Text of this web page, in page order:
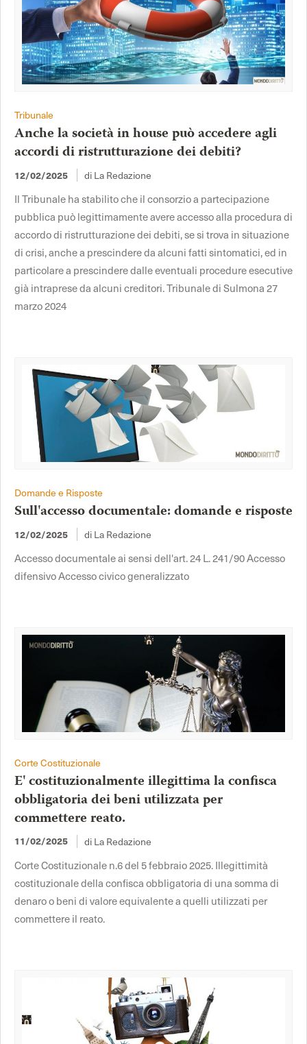
Tribunale
Anche la società in house può accedere agli
accordi di ristrutturazione dei debiti?
12/02/2025 di La Redazione
Il Tribunale ha stabilito che il consorzio a partecipazione
pubblica può legittimamente avere accesso alla procedura di
accordo di ristrutturazione dei debiti, se si trova in situazione
di crisi, anche a prescindere da alcuni fatti sintomatici, ed in
particolare a prescindere dalle eventuali procedure esecutive
già intraprese da alcuni creditori. Tribunale di Sulmona 27
marzo 2024
Domande e Risposte
Sull'accesso documentale: domande e risposte
12/02/2025 di La Redazione
Accesso documentale ai sensi dell'art. 24 L. 241/90 Accesso
difensivo Accesso civico generalizzato
Corte Costituzionale
E' costituzionalmente illegittima la confisca
obbligatoria dei beni utilizzata per
commettere reato.
11/02/2025 di La Redazione
Corte Costituzionale n.6 del 5 febbraio 2025. Illegittimità
costituzionale della confisca obbligatoria di una somma di
denaro o beni di valore equivalente a quelli utilizzati per
commettere il reato.